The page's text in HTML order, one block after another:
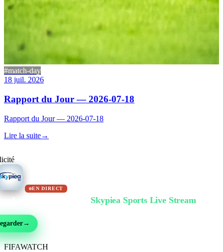
#match-day
18 juil. 2026
Rapport du Jour — 2026-07-18
Rapport du Jour — 2026-07-18
Lire la suite→
EN DIRECT
Skypiea Sports Live Stream
→
FIFAWATCH